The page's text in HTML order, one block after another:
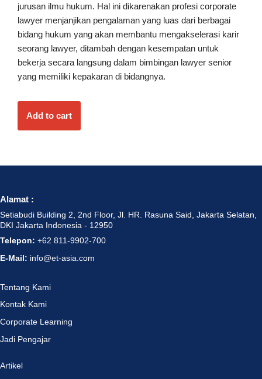
jurusan ilmu hukum. Hal ini dikarenakan profesi corporate
lawyer menjanjikan pengalaman yang luas dari berbagai
bidang hukum yang akan membantu mengakselerasi karir
seorang lawyer, ditambah dengan kesempatan untuk
bekerja secara langsung dalam bimbingan lawyer senior
yang memiliki kepakaran di bidangnya.
Add to cart
Alamat :
Setiabudi Building 2, 2nd Floor, Jl. HR. Rasuna Said, Jakarta Selatan,
DKI Jakarta Indonesia - 12950
Telepon: +62 811-9902-700
E-Mail: info@et-asia.com
Tentang Kami
Kontak Kami
Corporate Learning
Jadi Pengajar
Artikel